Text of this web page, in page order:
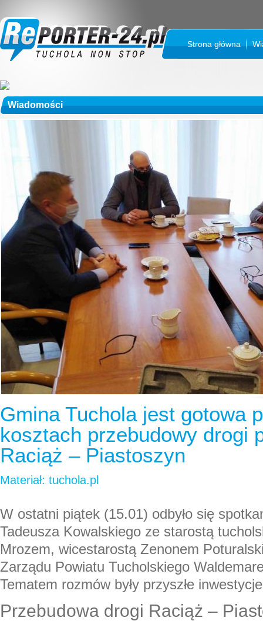
Strona główna
Wiadomości
Gmina Tuchola jest gotowa
kosztach przebudowy drogi
Raciąż – Piastoszyn
Materiał: tuchola.pl
W ostatni piątek (15.01) odbyło się
Tadeusza Kowalskiego ze starostą
Mrozem, wicestarostą Zenonem
Zarządu Powiatu Tucholskiego
Tematem rozmów były przyszłe
Przebudowa drogi Raciąż –